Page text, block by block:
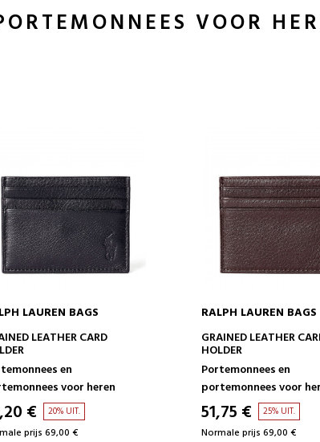
VOOR
IN WINKELWAGEN
LAUREN BAGS
LEATHER CARD
en
voor heren
€ 20% UIT.
prijs 69,00 €
IN
RALPH LAUREN BAGS
GRAINED LEATHER
HOLDER
Portemonnees en
portemonnees voor
51,75 € 25% UIT.
Normale prijs 69,00 €